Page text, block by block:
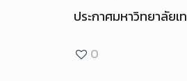
ประกาศมหาวิทยาลัยเ
0